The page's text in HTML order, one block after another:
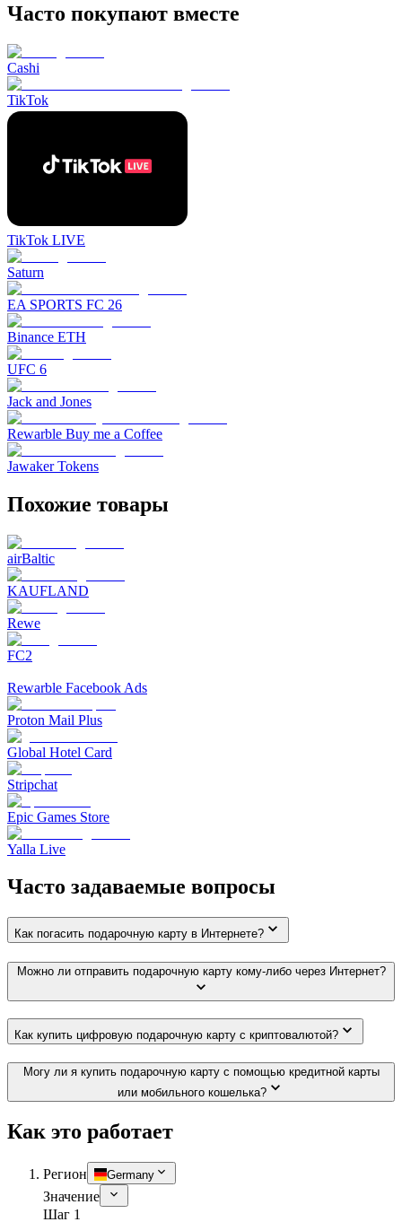
Часто покупают вместе
Cashi
TikTok
TikTok LIVE
Saturn
EA SPORTS FC 26
Binance ETH
UFC 6
Jack and Jones
Rewarble Buy me a Coffee
Jawaker Tokens
Похожие товары
airBaltic
KAUFLAND
Rewe
FC2
Rewarble Facebook Ads
Proton Mail Plus
Global Hotel Card
Stripchat
Epic Games Store
Yalla Live
Часто задаваемые вопросы
Как погасить подарочную карту в Интернете?
Можно ли отправить подарочную карту кому-либо через Интернет?
Как купить цифровую подарочную карту с криптовалютой?
Могу ли я купить подарочную карту с помощью кредитной карты
или мобильного кошелька?
Как это работает
Регион Germany
Значение
Шаг 1